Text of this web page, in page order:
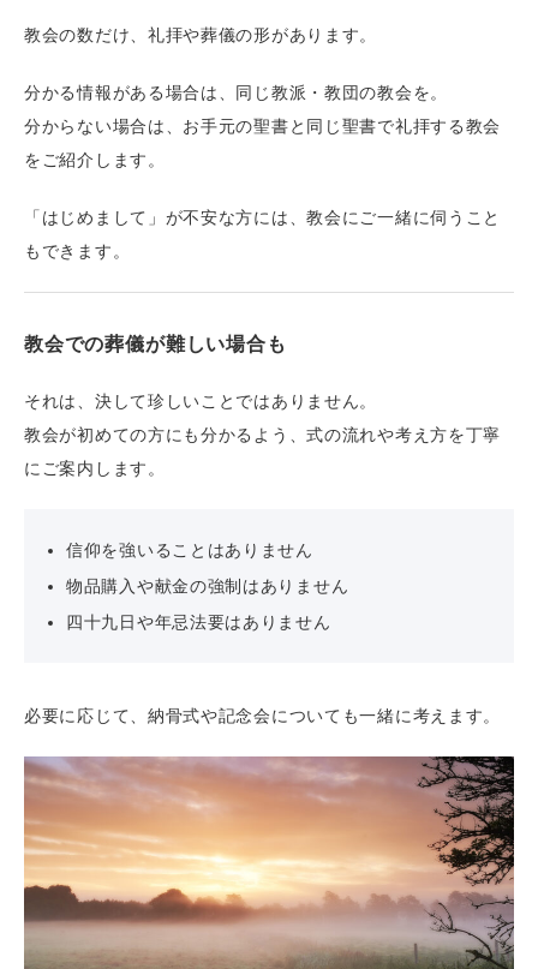
教会の数だけ、礼拝や葬儀の形があります。
分かる情報がある場合は、同じ教派・教団の教会を。
分からない場合は、お手元の聖書と同じ聖書で礼拝する教会
をご紹介します。
「はじめまして」が不安な方には、教会にご一緒に伺うこと
もできます。
教会での葬儀が難しい場合も
それは、決して珍しいことではありません。
教会が初めての方にも分かるよう、式の流れや考え方を丁寧
にご案内します。
信仰を強いることはありません
物品購入や献金の強制はありません
四十九日や年忌法要はありません
必要に応じて、納骨式や記念会についても一緒に考えます。